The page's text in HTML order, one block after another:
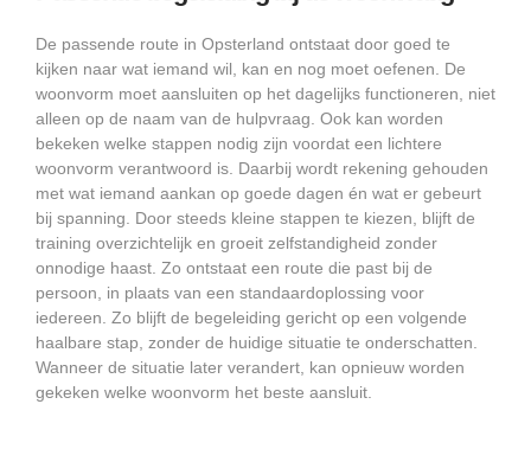
De passende route in Opsterland ontstaat door goed te
kijken naar wat iemand wil, kan en nog moet oefenen. De
woonvorm moet aansluiten op het dagelijks functioneren, niet
alleen op de naam van de hulpvraag. Ook kan worden
bekeken welke stappen nodig zijn voordat een lichtere
woonvorm verantwoord is. Daarbij wordt rekening gehouden
met wat iemand aankan op goede dagen én wat er gebeurt
bij spanning. Door steeds kleine stappen te kiezen, blijft de
training overzichtelijk en groeit zelfstandigheid zonder
onnodige haast. Zo ontstaat een route die past bij de
persoon, in plaats van een standaardoplossing voor
iedereen. Zo blijft de begeleiding gericht op een volgende
haalbare stap, zonder de huidige situatie te onderschatten.
Wanneer de situatie later verandert, kan opnieuw worden
gekeken welke woonvorm het beste aansluit.